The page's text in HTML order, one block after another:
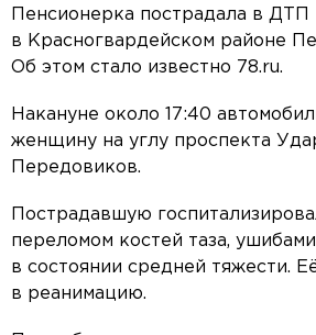
Пенсионерка пострадала в ДТП
в Красногвардейском районе
Об этом стало известно 78.ru.
Накануне около 17:40
женщину на углу проспекта
Передовиков.
Пострадавшую
переломом костей таза,
в состоянии средней тяжести.
в реанимацию.